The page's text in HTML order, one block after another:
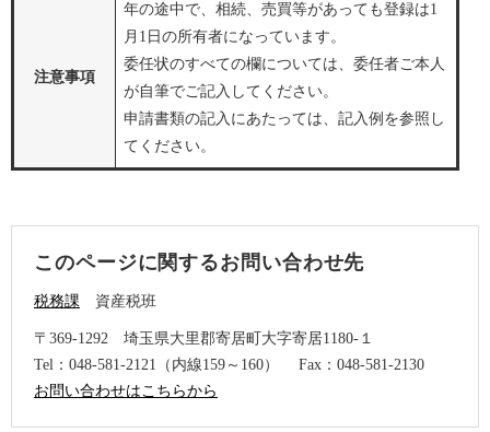
注意事項
年の途中で、相続、売買等があっても登録は1
月1日の所有者になっています。
委任状のすべての欄については、委任者ご本人
が自筆でご記入してください。
申請書類の記入にあたっては、記入例を参照し
てください。
このページに関するお問い合わせ先
税務課 資産税班
〒369-1292
埼玉県大里郡寄居町大字寄居1180-１
Tel：048-581-2121（内線159～160）
Fax：048-581-2130
お問い合わせはこちらから